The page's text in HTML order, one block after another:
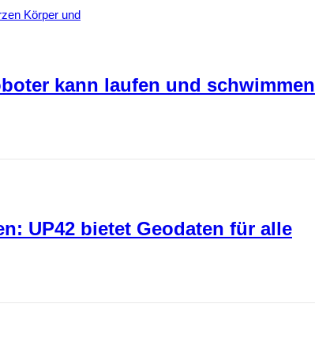
kann laufen und schwimmen
UP42 bietet Geodaten für alle